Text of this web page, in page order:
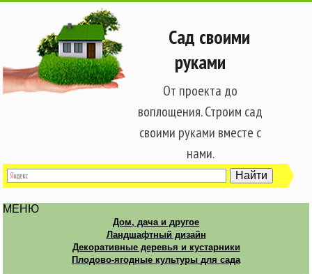
Сад своими
руками
От проекта до
воплощения. Строим сад
своими руками вместе с
нами.
МЕНЮ
Дом, дача и другое
Ландшафтный дизайн
Декоративные деревья и кустарники
Плодово-ягодные культуры для сада